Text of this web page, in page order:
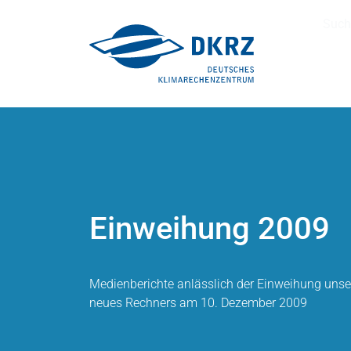
Einweihung 2009
Medienberichte anlässlich der Einweihung
neues Rechners am 10. Dezember 2009